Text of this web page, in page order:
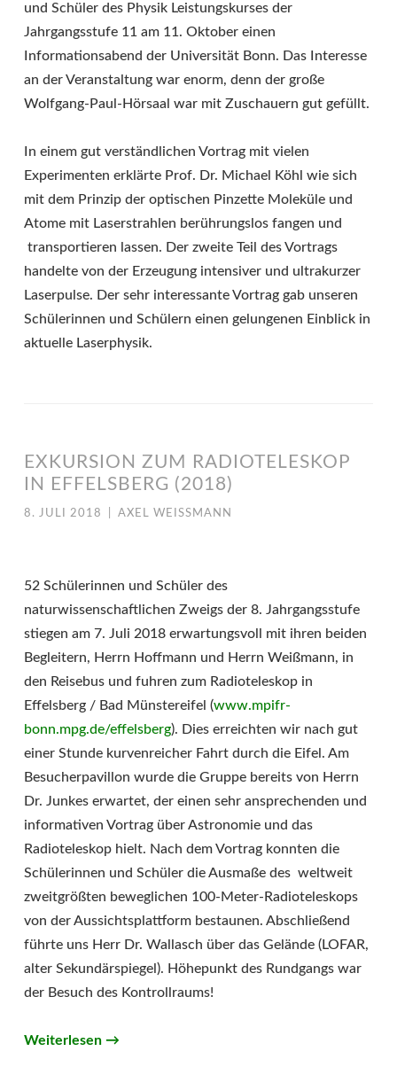
und Schüler des Physik Leistungskurses der
Jahrgangsstufe 11 am 11. Oktober einen
Informationsabend der Universität Bonn. Das Interesse
an der Veranstaltung war enorm, denn der große
Wolfgang-Paul-Hörsaal war mit Zuschauern gut gefüllt.
In einem gut verständlichen Vortrag mit vielen
Experimenten erklärte Prof. Dr. Michael Köhl wie sich
mit dem Prinzip der optischen Pinzette Moleküle und
Atome mit Laserstrahlen berührungslos fangen und
transportieren lassen. Der zweite Teil des Vortrags
handelte von der Erzeugung intensiver und ultrakurzer
Laserpulse. Der sehr interessante Vortrag gab unseren
Schülerinnen und Schülern einen gelungenen Einblick in
aktuelle Laserphysik.
EXKURSION ZUM RADIOTELESKOP
IN EFFELSBERG (2018)
8. JULI 2018 AXEL WEISSMANN
52 Schülerinnen und Schüler des
naturwissenschaftlichen Zweigs der 8. Jahrgangsstufe
stiegen am 7. Juli 2018 erwartungsvoll mit ihren beiden
Begleitern, Herrn Hoffmann und Herrn Weißmann, in
den Reisebus und fuhren zum Radioteleskop in
Effelsberg / Bad Münstereifel (www.mpifr-
bonn.mpg.de/effelsberg). Dies erreichten wir nach gut
einer Stunde kurvenreicher Fahrt durch die Eifel. Am
Besucherpavillon wurde die Gruppe bereits von Herrn
Dr. Junkes erwartet, der einen sehr ansprechenden und
informativen Vortrag über Astronomie und das
Radioteleskop hielt. Nach dem Vortrag konnten die
Schülerinnen und Schüler die Ausmaße des weltweit
zweitgrößten beweglichen 100-Meter-Radioteleskops
von der Aussichtsplattform bestaunen. Abschließend
führte uns Herr Dr. Wallasch über das Gelände (LOFAR,
alter Sekundärspiegel). Höhepunkt des Rundgangs war
der Besuch des Kontrollraums!
Weiterlesen →